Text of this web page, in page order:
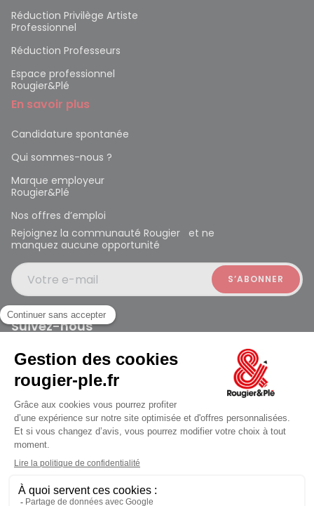
Réduction Privilège Artiste
Professionnel
Réduction Professeurs
Espace professionnel
Rougier&Plé
En savoir plus
Candidature spontanée
Qui sommes-nous ?
Marque employeur
Rougier&Plé
Nos offres d’emploi
Rejoignez la communauté Rougier et ne
manquez aucune opportunité
Votre e-mail
Suivez-nous
Rougier et Plé 2024 Copyright
Mentions légales
Conditions générales des ventes